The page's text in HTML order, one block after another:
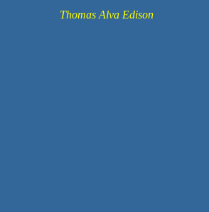
Thomas Alva Edison